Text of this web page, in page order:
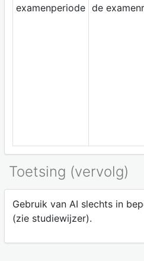
examenperiode de
Toetsing (vervolg)
Gebruik van AI slechts in
(zie studiewijzer).